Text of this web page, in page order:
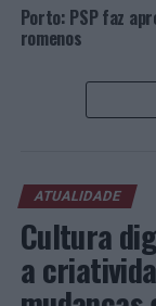
Foto: PSP.
TÓPICOS
até ao final do ano
NÃO PERCA
Lisboa: Detido
Porto: PSP faz
romenos
ATUALIDADE
Cultura
a